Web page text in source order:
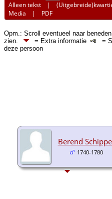
Alleen tekst |
Media | PDF
Opm.: Scroll eventueel naar
zien.
= Extra informatie
=
deze persoon
Berend
1740-1780